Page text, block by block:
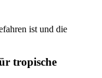
ist und die
tropische